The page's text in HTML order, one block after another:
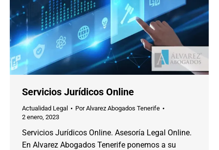
Servicios Jurídicos Online
Actualidad Legal PorAlvarez Abogados Tenerife
2 enero, 2023
Servicios Jurídicos Online. Asesoría Legal Online.
En Alvarez Abogados Tenerife ponemos a su